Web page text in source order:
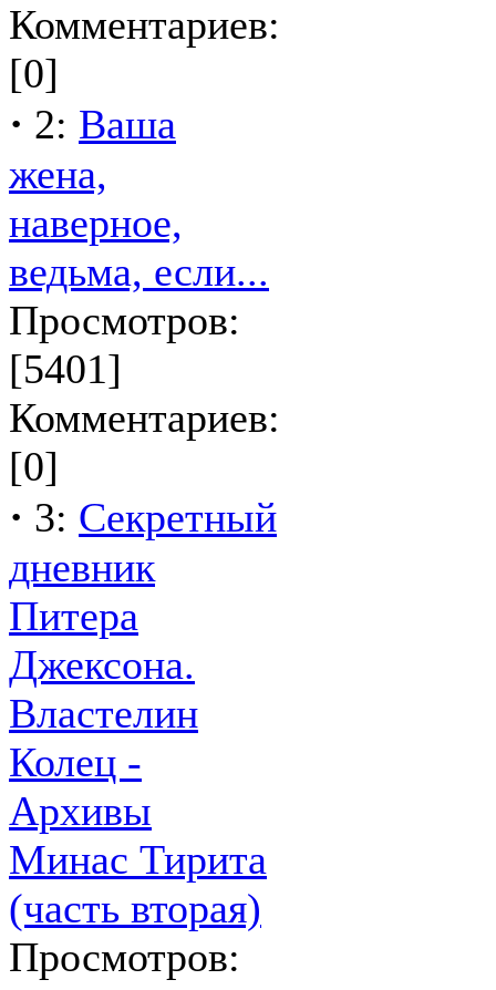
Комментариев:
[0]
· 2: Ваша
жена,
наверное,
ведьма, если...
Просмотров:
[5401]
Комментариев:
[0]
· 3: Секретный
дневник
Питера
Джексона.
Властелин
Колец -
Архивы
Минас Тирита
(часть вторая)
Просмотров: